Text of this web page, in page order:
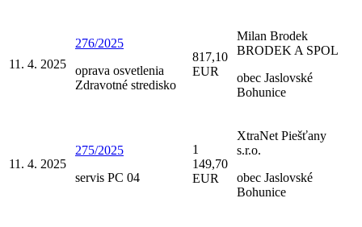
11. 4. 2025
276/2025
oprava osvetlenia
Zdravotné stredisko
817,10
EUR
Milan Brodek
BRODEK A SPOL
obec Jaslovské
Bohunice
11. 4. 2025
275/2025
servis PC 04
1
149,70
EUR
XtraNet Piešťany
s.r.o.
obec Jaslovské
Bohunice